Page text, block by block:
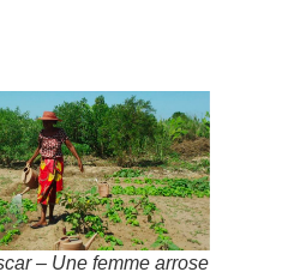
– Une femme arrose